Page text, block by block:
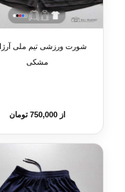
شورت ورزشی تیم ملی
مشکی
از 750,000 تومان